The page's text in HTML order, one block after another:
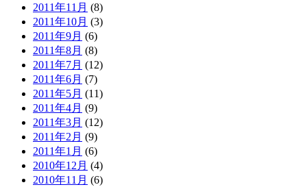
2011年11月 (8)
2011年10月 (3)
2011年9月 (6)
2011年8月 (8)
2011年7月 (12)
2011年6月 (7)
2011年5月 (11)
2011年4月 (9)
2011年3月 (12)
2011年2月 (9)
2011年1月 (6)
2010年12月 (4)
2010年11月 (6)